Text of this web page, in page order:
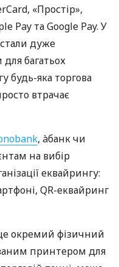
«Простір»,
Pay та Google Pay. У
дуже
багатьох
будь-яка торгова
втрачає
, àбанк чи
на вибір
еквайрингу:
QR-еквайринг
окремий фізичний
принтером для